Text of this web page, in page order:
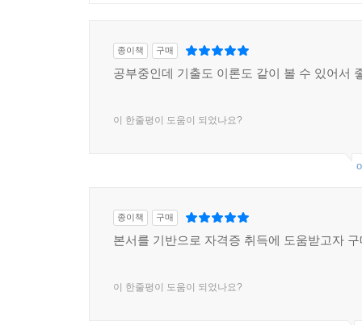
종이책 구매
공부중인데 기출도 이론도 같이 볼 수 있어서
이 한줄평이 도움이 되었나요?
종이책 구매
본서를 기반으로 자격증 취득에 도움받고자
이 한줄평이 도움이 되었나요?